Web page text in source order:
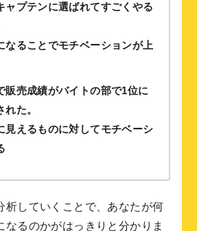
ャプテンに選ばれてすごくやる
なることでモチベーションが上
販売成績がバイトの部で1位に
た。
見えるものに対してモチベーシ
析していくことで、あなたが何
なるのかがはっきりと分かりま